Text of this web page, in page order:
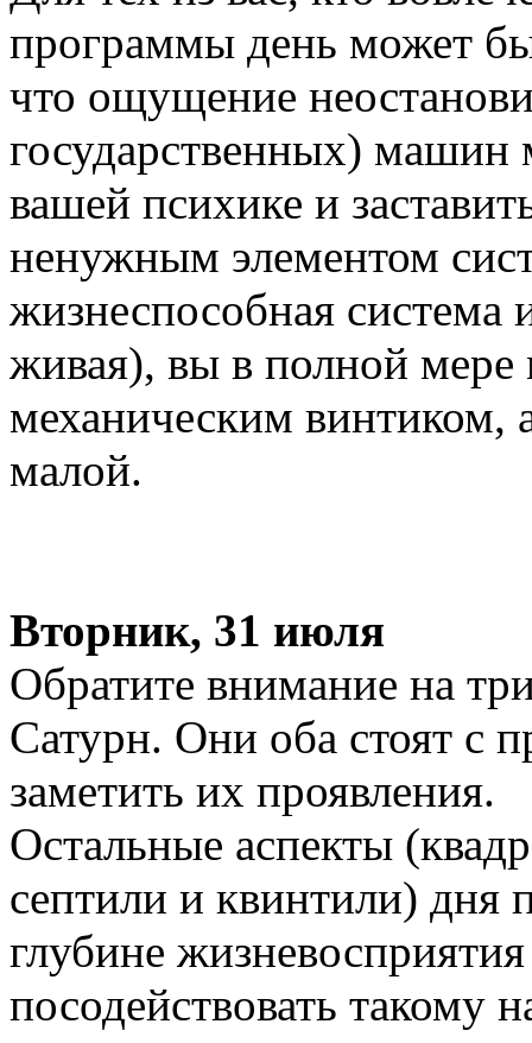
программы день может
что ощущение
государственных) машин
вашей психике и
ненужным элементом
жизнеспособная
живая), вы в полной мере
механическим винтиком,
малой.
Вторник, 31 июля
Обратите внимание на
Сатурн. Они оба стоят с
заметить их проявления.
Остальные аспекты
септили и квинтили) дня
глубине
посодействовать такому